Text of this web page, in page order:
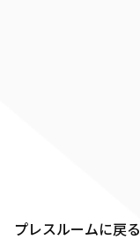
プレスルームに戻る